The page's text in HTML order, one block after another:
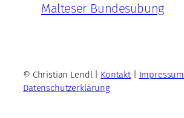
Malteser Bundesübung
© Christian Lendl | Kontakt| Impressum
Datenschutzerklärung